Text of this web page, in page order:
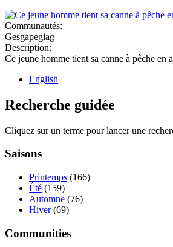
Communautés:
Gesgapegiag
Description:
Ce jeune homme tient sa canne à pêche en
English
Recherche guidée
Cliquez sur un terme pour lancer une
Saisons
Printemps (166)
Été (159)
Automne (76)
Hiver(69)
Communities